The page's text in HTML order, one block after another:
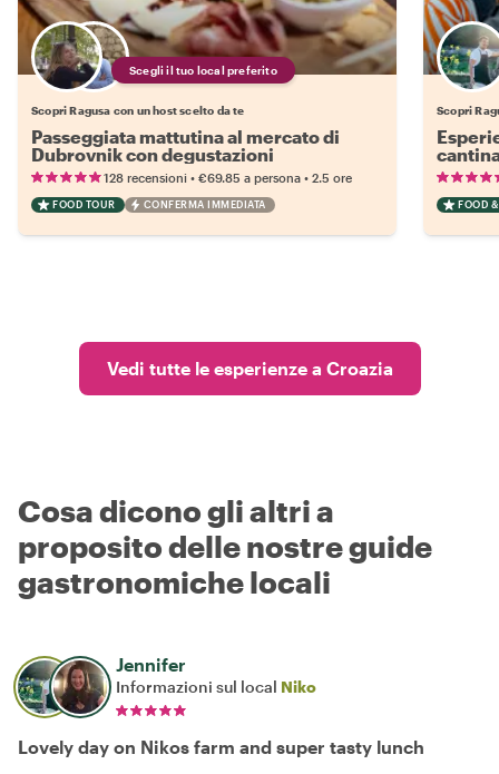
Scegli il tuo local preferito
Scopri Ragusa con un host scelto da te
Passeggiata mattutina al mercato di
Dubrovnik con degustazioni
128 recensioni • €69.85 a persona • 2.5 ore
FOOD TOUR CONFERMA IMMEDIATA
Scopri
FOOD
Vedi tutte le esperienze a Croazia
Cosa dicono gli altri a
proposito delle nostre guide
gastronomiche locali
Jennifer
Informazioni sul local Niko
Lovely day on Nikos farm and super tasty lunch